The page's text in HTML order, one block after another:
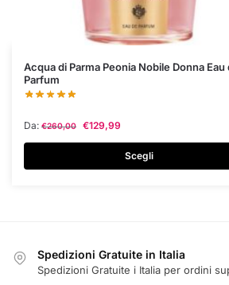
Acqua di Parma Peonia Nobile Donna Eau
Parfum
Da: €260,00 €129,99
Scegli
Questo
prodotto
più
varianti.
nella
pagina
Spedizioni Gratuite in Italia
Spedizioni Gratuite i Italia per ordini